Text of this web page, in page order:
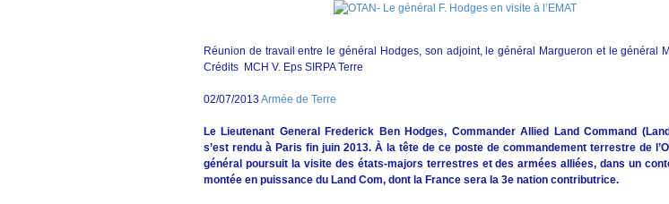
Réunion de travail entre le général Hodges, son adjoint, le général Margueron et le général
Crédits MCH V. Eps SIRPA Terre
02/07/2013 Armée de Terre
Le Lieutenant General Frederick Ben Hodges, Commander Allied Land Command
s’est rendu à Paris fin juin 2013. À la tête de ce poste de commandement terrestre de
général poursuit la visite des états-majors terrestres et des armées alliées, dans un
montée en puissance du Land Com, dont la France sera la 3e nation contributrice.